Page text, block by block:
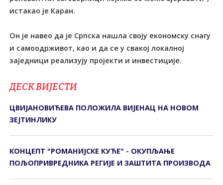
истакао је Каран.
Он је навео да је Српска нашла своју економску снагу
и самоодрживот, као и да се у свакој локалној
заједници реализују пројекти и инвестиције.
ДЕСК ВИЈЕСТИ
ЦВИЈАНОВИЋЕВА ПОЛОЖИЛА ВИЈЕНАЦ НА НОВОМ
ЗЕЈТИНЛИКУ
КОНЦЕПТ "РОМАНИЈСКЕ КУЋЕ" - ОКУПЉАЊЕ
ПОЉОПРИВРЕДНИКА РЕГИЈЕ И ЗАШТИТА ПРОИЗВОДА